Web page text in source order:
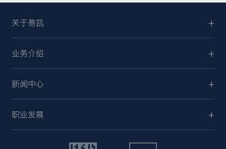
关于易凯
业务介绍
新闻中心
职业发展